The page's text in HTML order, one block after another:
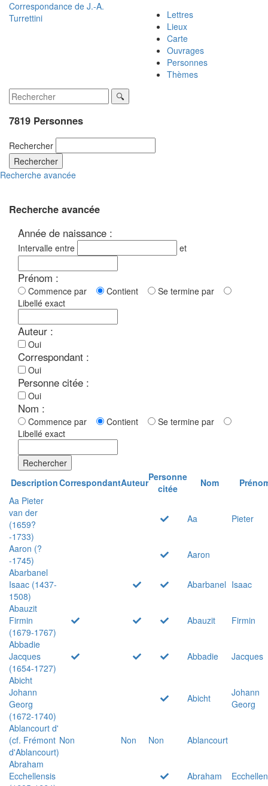
Correspondance de J.-A.
Turrettini
Lettres
Lieux
Carte
Ouvrages
Personnes
Thèmes
7819 Personnes
Rechercher
Rechercher
Recherche avancée
Recherche avancée
Année de naissance :
Intervalle entre et
Prénom :
Commence par Contient
Se termine par
Libellé exact
Auteur :
Oui
Correspondant :
Oui
Personne citée :
Oui
Nom :
Commence par Contient
Se termine par
Libellé exact
Rechercher
DescriptionCorrespondantAuteurPersonne
citée
Nom
Aa Pieter
van der
(1659?
-1733)
Aa Pieter
Aaron (?
-1745)
Aaron
Abarbanel
Isaac (1437-
1508)
Abarbanel Isaac
Abauzit
Firmin
(1679-1767)
Abauzit
Firmin
Abbadie
Jacques
(1654-1727)
Abbadie
Jacques
Abicht
Johann
Georg
(1672-1740)
Abicht
Johann
Georg
Ablancourt d'
(cf. Frémont
d'Ablancourt)
Non Non Non
Ablancourt
Abraham
Ecchellensis
Abraham